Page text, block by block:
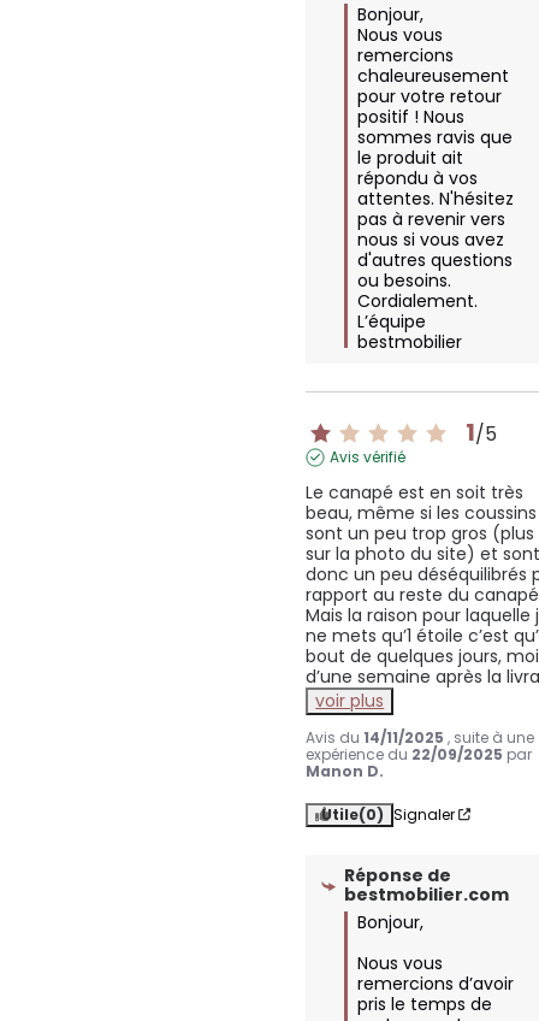
Bonjour,
Nous vous
remercions
chaleureusement
pour votre retour
positif ! Nous
sommes ravis que
le produit ait
répondu à vos
attentes. N'hésitez
pas à revenir vers
nous si vous avez
d'autres questions
ou besoins.
Cordialement.
L’équipe
bestmobilier
1/5
Avis vérifié
Le canapé est en soit très
beau, même si les coussins
sont un peu trop gros (plus
sur la photo du site) et
donc un peu déséquilibrés
rapport au reste du
Mais la raison pour laquelle
ne mets qu’1 étoile c’est
bout de quelques jours,
d’une semaine après la
voir plus
Avis du14/11/2025 , suite à une
expérience du 22/09/2025 par
Manon D.
Utile(0) Signaler
Réponse de
bestmobilier.com
Bonjour,
Nous vous
remercions d’avoir
pris le temps de